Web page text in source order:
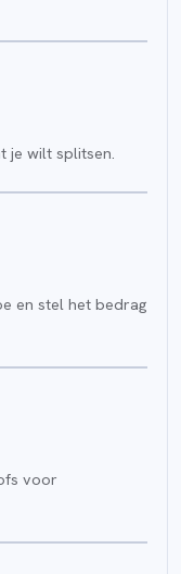
je wilt splitsen.
en stel het bedrag
voor